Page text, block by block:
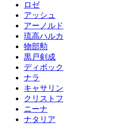
ロゼ
アッシュ
アーノルド
琉高ハルカ
物部勲
黒戸剣成
ディボック
ナラ
キャサリン
クリストフ
ニーナ
ナタリア